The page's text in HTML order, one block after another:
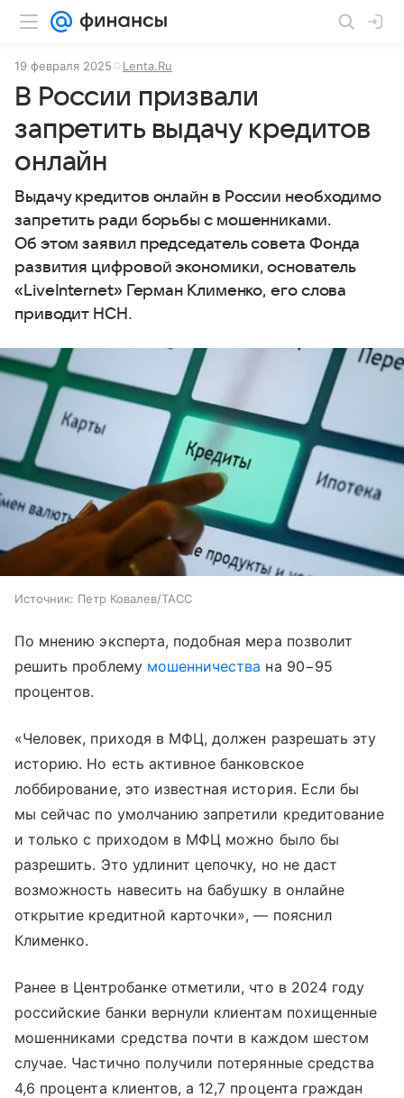
19 февраля 2025 Lenta.Ru
В России призвали
запретить выдачу кредитов
онлайн
Выдачу кредитов онлайн в России необходимо
запретить ради борьбы с мошенниками.
Об этом заявил председатель совета Фонда
развития цифровой экономики, основатель
«LiveInternet» Герман Клименко, его слова
приводит НСН.
Источник: Петр Ковалев/ТАСС
По мнению эксперта, подобная мера позволит
решить проблему мошенничества на 90−95
процентов.
«Человек, приходя в МФЦ, должен разрешать эту
историю. Но есть активное банковское
лоббирование, это известная история. Если бы
мы сейчас по умолчанию запретили кредитование
и только с приходом в МФЦ можно было бы
разрешить. Это удлинит цепочку, но не даст
возможность навесить на бабушку в онлайне
открытие кредитной карточки», — пояснил
Клименко.
Ранее в Центробанке отметили, что в 2024 году
российские банки вернули клиентам похищенные
мошенниками средства почти в каждом шестом
случае. Частично получили потерянные средства
4,6 процента клиентов, а 12,7 процента граждан